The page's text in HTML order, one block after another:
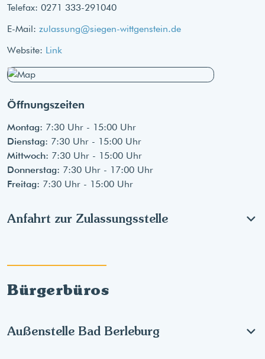
Telefax: 0271 333-291040
E-Mail: zulassung@siegen-wittgenstein.de
Website: Link
Öffnungszeiten
Montag: 7:30 Uhr - 15:00 Uhr
Dienstag: 7:30 Uhr - 15:00 Uhr
Mittwoch: 7:30 Uhr - 15:00 Uhr
Donnerstag: 7:30 Uhr - 17:00 Uhr
Freitag: 7:30 Uhr - 15:00 Uhr
Anfahrt zur Zulassungsstelle
Bürgerbüros
Außenstelle Bad Berleburg